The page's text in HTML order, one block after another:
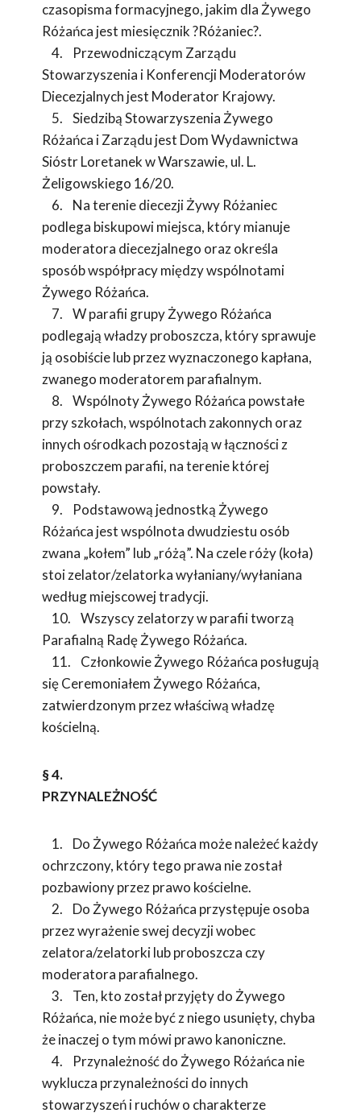
czasopisma formacyjnego, jakim dla Żywego
Różańca jest miesięcznik ?Różaniec?.
4. Przewodniczącym Zarządu
Stowarzyszenia i Konferencji Moderatorów
Diecezjalnych jest Moderator Krajowy.
5. Siedzibą Stowarzyszenia Żywego
Różańca i Zarządu jest Dom Wydawnictwa
Sióstr Loretanek w Warszawie, ul. L.
Żeligowskiego 16/20.
6. Na terenie diecezji Żywy Różaniec
podlega biskupowi miejsca, który mianuje
moderatora diecezjalnego oraz określa
sposób współpracy między wspólnotami
Żywego Różańca.
7. W parafii grupy Żywego Różańca
podlegają władzy proboszcza, który sprawuje
ją osobiście lub przez wyznaczonego kapłana,
zwanego moderatorem parafialnym.
8. Wspólnoty Żywego Różańca powstałe
przy szkołach, wspólnotach zakonnych oraz
innych ośrodkach pozostają w łączności z
proboszczem parafii, na terenie której
powstały.
9. Podstawową jednostką Żywego
Różańca jest wspólnota dwudziestu osób
zwana „kołem” lub „różą”. Na czele róży (koła)
stoi zelator/zelatorka wyłaniany/wyłaniana
według miejscowej tradycji.
10. Wszyscy zelatorzy w parafii tworzą
Parafialną Radę Żywego Różańca.
11. Członkowie Żywego Różańca posługują
się Ceremoniałem Żywego Różańca,
zatwierdzonym przez właściwą władzę
kościelną.
§ 4.
PRZYNALEŻNOŚĆ
1. Do Żywego Różańca może należeć każdy
ochrzczony, który tego prawa nie został
pozbawiony przez prawo kościelne.
2. Do Żywego Różańca przystępuje osoba
przez wyrażenie swej decyzji wobec
zelatora/zelatorki lub proboszcza czy
moderatora parafialnego.
3. Ten, kto został przyjęty do Żywego
Różańca, nie może być z niego usunięty, chyba
że inaczej o tym mówi prawo kanoniczne.
4. Przynależność do Żywego Różańca nie
wyklucza przynależności do innych
stowarzyszeń i ruchów o charakterze